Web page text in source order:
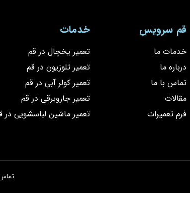
قم سرویس
خدمات ما
درباره ما
تماس با ما
مقالات
فرم تعمیرات
خدمات
تعمیر یخچال در قم
تعمیر تلوزیون در قم
تعمیر کولر آبی در قم
تعمیر جاروبرقی در قم
تعمیر ماشین لباسشویی در